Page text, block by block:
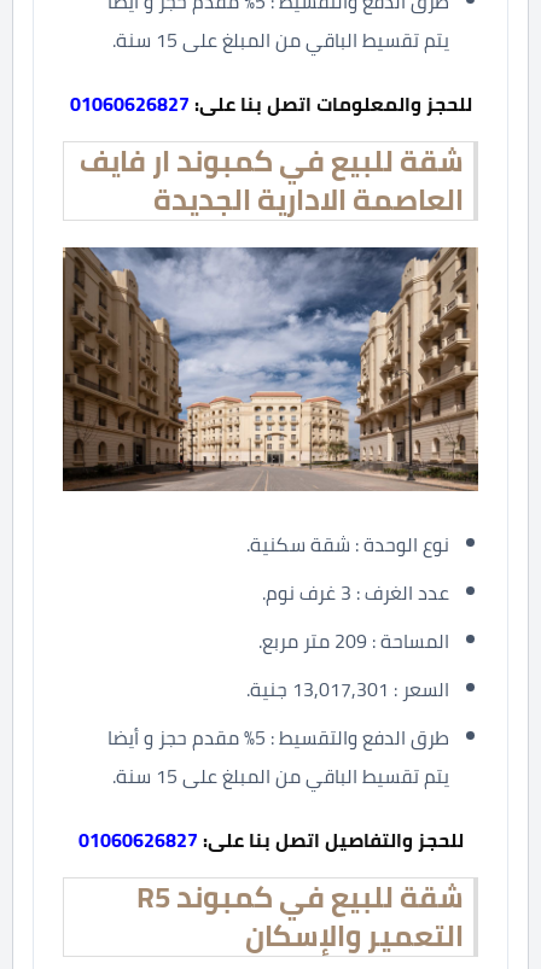
يتم تقسيط الباقي من المبلغ على 15 سنة.
للحجز والمعلومات اتصل بنا على:01060626827
شقة للبيع في كمبوند ار فايف
العاصمة الادارية الجديدة
نوع الوحدة : شقة سكنية.
عدد الغرف : 3 غرف نوم.
المساحة : 209 متر مربع.
السعر : 13,017,301 جنية.
طرق الدفع والتقسيط : 5% مقدم حجز و أيضا
يتم تقسيط الباقي من المبلغ على 15 سنة.
للحجز والتفاصيل اتصل بنا على:01060626827
شقة للبيع في كمبوند R5
التعمير والإسكان